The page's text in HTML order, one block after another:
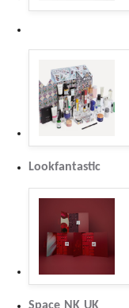
Lookfantastic